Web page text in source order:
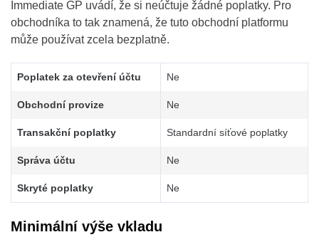
Immediate GP uvádí, že si neúčtuje žádné poplatky. Pro
obchodníka to tak znamená, že tuto obchodní platformu
může používat zcela bezplatně.
Poplatek za otevření účtu Ne
Obchodní provize Ne
Transakční poplatky Standardní síťové poplatky
Správa účtu Ne
Skryté poplatky Ne
Minimální výše vkladu